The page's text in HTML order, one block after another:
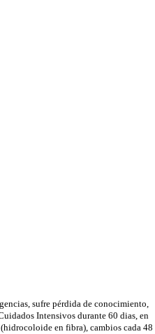
sufre pérdida de conocimiento,
Intensivos durante 60 dias, en
en fibra), cambios cada 48